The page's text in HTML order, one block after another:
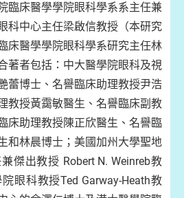
臨床醫學學院眼科學系系主任兼
科中心主任梁啟信教授（本研究
床醫學學院眼科學系研究主任林
著者包括：中大醫學院眼科及視
蕾博士、名譽臨床助理教授尹浩
教授黃靄敏醫生、名譽臨床副教
床助理教授陳正欣醫生、名譽臨
和林晨博士；美國加州大學聖地
傑出教授 Robert N. Weinreb教
眼科教授Ted Garway-Heath教